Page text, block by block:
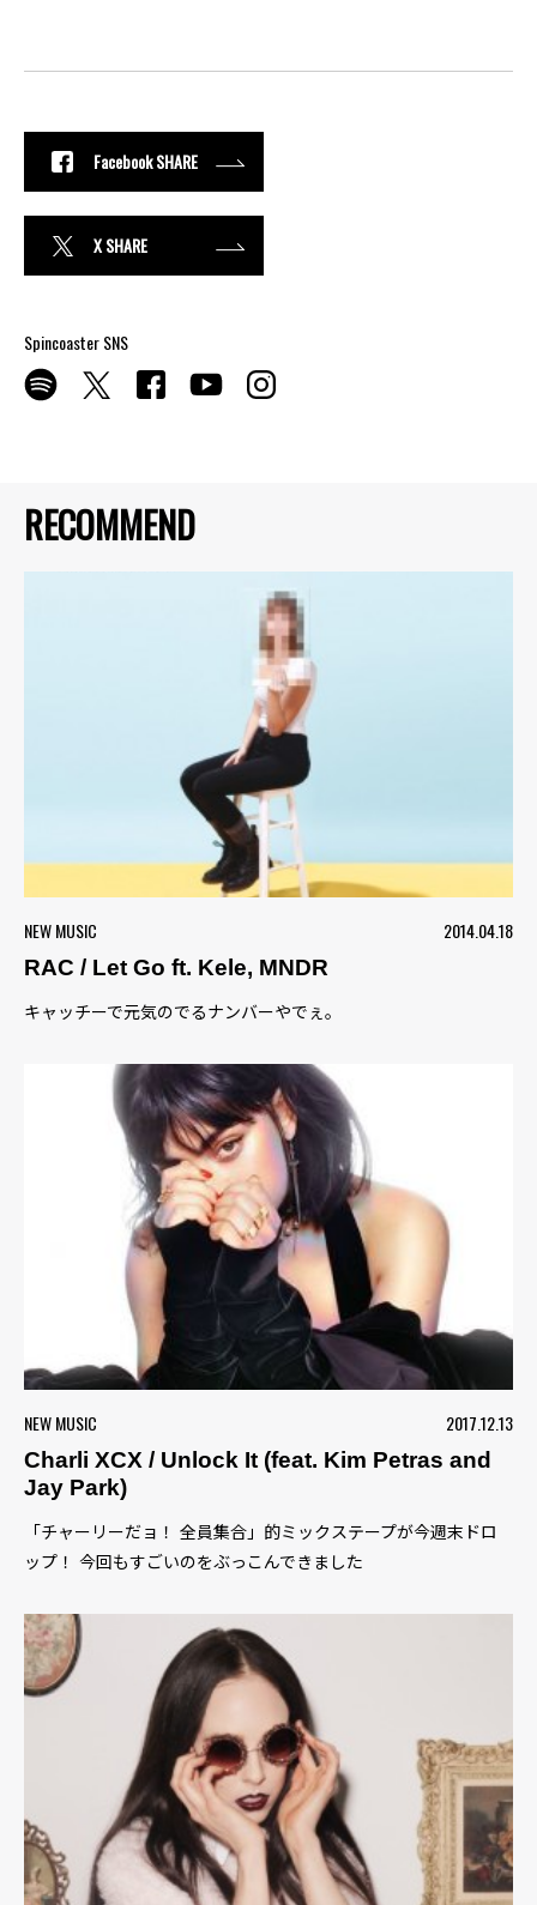
RECOMMEND
NEW MUSIC
2014.04.18
RAC / Let Go ft. Kele, MNDR
キャッチーで元気のでるナンバーやでぇ。
NEW MUSIC
2017.12.13
Charli XCX / Unlock It (feat. Kim Petras and
Jay Park)
「チャーリーだョ！ 全員集合」的ミックステープが今週末ドロ
ップ！ 今回もすごいのをぶっこんできました
Facebook SHARE
X SHARE
Spincoaster SNS